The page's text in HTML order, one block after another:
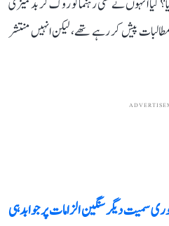
کیا انہوں نے کسی رہنما کو روک کر بدتمیزی
پیش کر رہے تھے، لیکن انہیں منتشر
سمیت دیگر سنگین الزامات پر جوابدہی